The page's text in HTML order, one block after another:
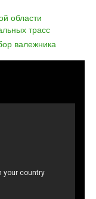
области
трасс
валежника